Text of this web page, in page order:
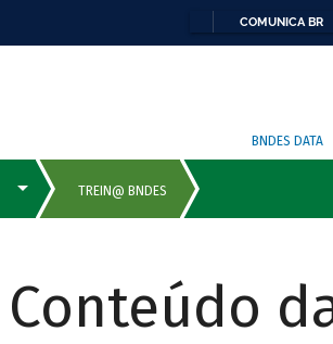
COMUNICA BR
BNDES DATA